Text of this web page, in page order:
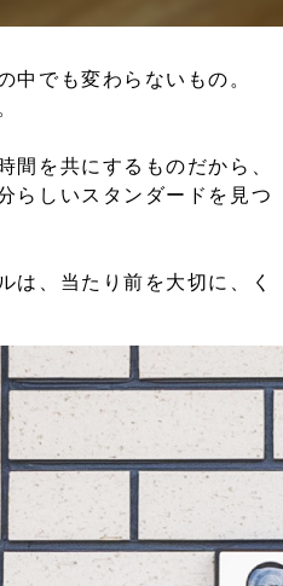
中でも変わらないもの。
間を共にするものだから、
らしいスタンダードを見つ
は、当たり前を大切に、く